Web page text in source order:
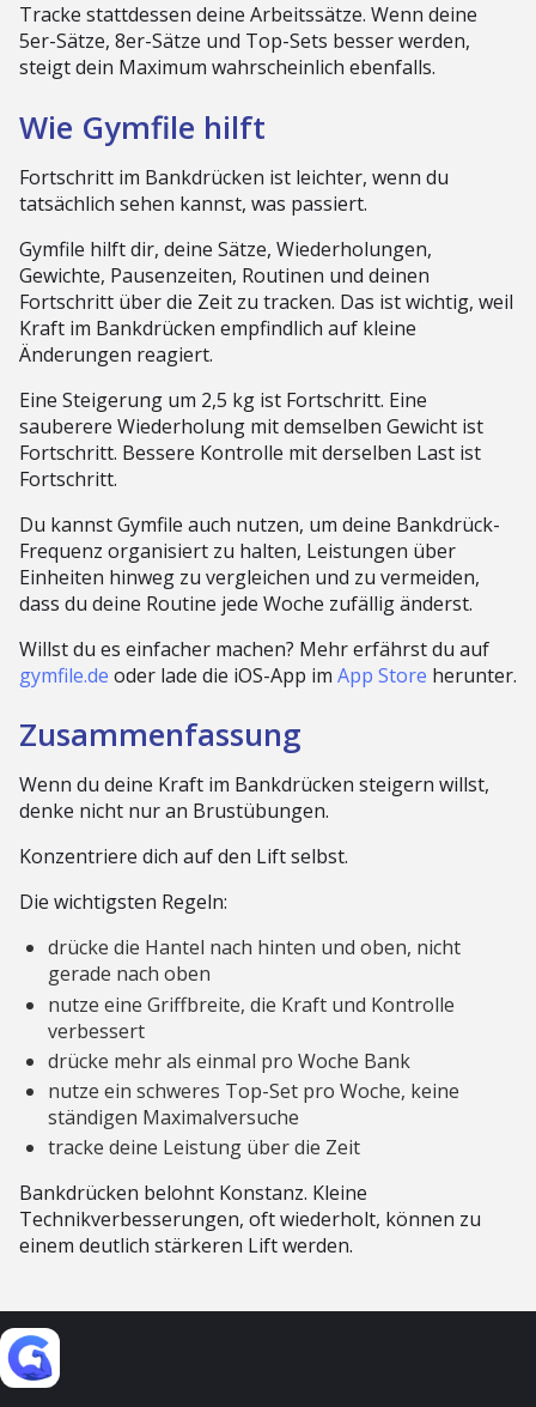
Tracke stattdessen deine Arbeitssätze. Wenn deine
5er-Sätze, 8er-Sätze und Top-Sets besser werden,
steigt dein Maximum wahrscheinlich ebenfalls.
Wie Gymfile hilft
Fortschritt im Bankdrücken ist leichter, wenn du
tatsächlich sehen kannst, was passiert.
Gymfile hilft dir, deine Sätze, Wiederholungen,
Gewichte, Pausenzeiten, Routinen und deinen
Fortschritt über die Zeit zu tracken. Das ist wichtig, weil
Kraft im Bankdrücken empfindlich auf kleine
Änderungen reagiert.
Eine Steigerung um 2,5 kg ist Fortschritt. Eine
sauberere Wiederholung mit demselben Gewicht ist
Fortschritt. Bessere Kontrolle mit derselben Last ist
Fortschritt.
Du kannst Gymfile auch nutzen, um deine Bankdrück-
Frequenz organisiert zu halten, Leistungen über
Einheiten hinweg zu vergleichen und zu vermeiden,
dass du deine Routine jede Woche zufällig änderst.
Willst du es einfacher machen? Mehr erfährst du auf
gymfile.de oder lade die iOS-App im App Store herunter.
Zusammenfassung
Wenn du deine Kraft im Bankdrücken steigern willst,
denke nicht nur an Brustübungen.
Konzentriere dich auf den Lift selbst.
Die wichtigsten Regeln:
drücke die Hantel nach hinten und oben, nicht
gerade nach oben
nutze eine Griffbreite, die Kraft und Kontrolle
verbessert
drücke mehr als einmal pro Woche Bank
nutze ein schweres Top-Set pro Woche, keine
ständigen Maximalversuche
tracke deine Leistung über die Zeit
Bankdrücken belohnt Konstanz. Kleine
Technikverbesserungen, oft wiederholt, können zu
einem deutlich stärkeren Lift werden.